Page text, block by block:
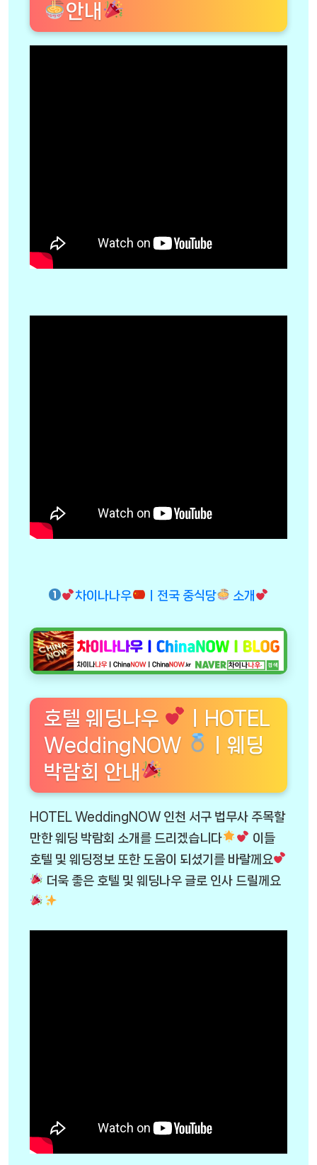
안내
차이나나우 ㅣ전국 중식당 소개
호텔 웨딩나우
ㅣHOTEL
WeddingNOW
ㅣ웨딩
박람회 안내
HOTEL WeddingNOW 인천 서구 법무사 주목할
만한 웨딩 박람회 소개를 드리겠습니다
이들
호텔 및 웨딩정보 또한 도움이 되셨기를 바랄께요
더욱 좋은 호텔 및 웨딩나우 글로 인사 드릴께요